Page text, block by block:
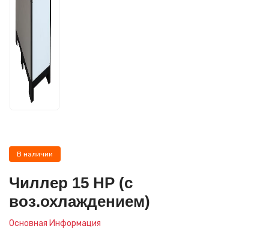
В наличии
Чиллер 15 HP (с
воз.охлаждением)
Основная Информация